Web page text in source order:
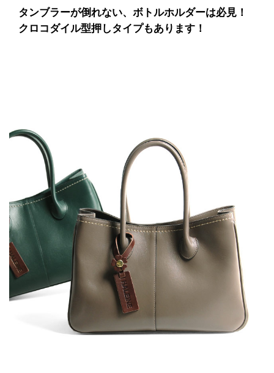
タンブラーが倒れない、ボトルホルダーは必見！
クロコダイル型押しタイプもあります！